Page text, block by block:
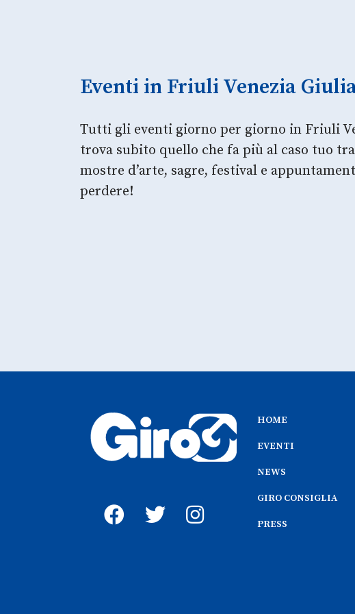
Eventi in Friuli Venezia
Tutti gli eventi giorno per giorno in Friuli
trova subito quello che fa più al caso tuo
mostre d’arte, sagre, festival e
perdere!
HOME
EVENTI
NEWS
GIRO CONSIGLIA
PRESS